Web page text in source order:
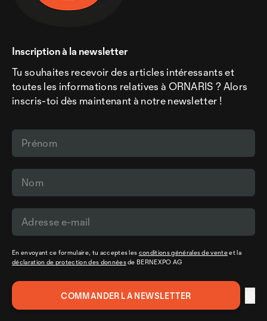
Inscription à la newsletter
Tu souhaites recevoir des articles intéressants et
toutes les informations relatives à ORNARIS ? Alors
inscris-toi dès maintenant à notre newsletter !
En envoyant ce formulaire, tu acceptes les conditions générales de venteet la
déclaration de protection des donnéesde BERNEXPO AG